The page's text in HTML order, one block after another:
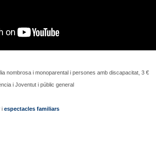
nombrosa i monoparental i persones amb discapacitat, 3 €
i Joventut i públic general
i espectacles familiars